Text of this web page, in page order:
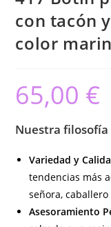
con tacón
color
65,00 €
Nuestra filosofía
Variedad y
tendencias más
señora,
Asesoramiento